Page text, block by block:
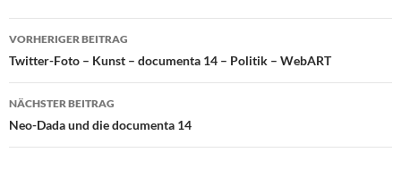
Beitragsnavigation
VORHERIGER BEITRAG
Twitter-Foto – Kunst – documenta 14 – Politik – WebART
NÄCHSTER BEITRAG
Neo-Dada und die documenta 14